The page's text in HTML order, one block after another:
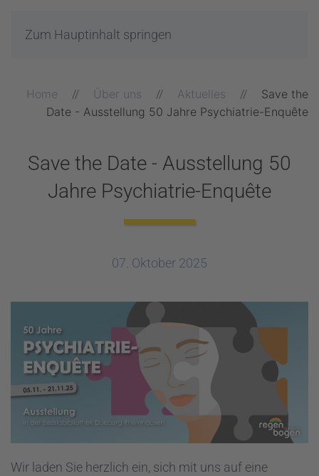
Zum Hauptinhalt springen
Home Über uns Aktuelles
Save the
Date - Ausstellung 50 Jahre Psychiatrie-Enquête
Save the Date - Ausstellung 50
Jahre Psychiatrie-Enquête
07. Oktober 2025
Wir laden Sie herzlich ein, sich mit uns auf eine